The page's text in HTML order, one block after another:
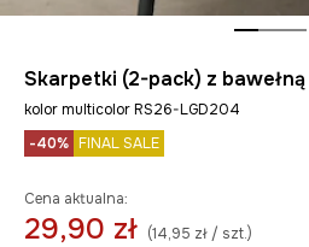
Skarpetki (2-pack) z
kolor multicolor RS26-LGD204
-40% FINAL SALE
Cena aktualna:
29,90 zł (14,95 zł / szt.)